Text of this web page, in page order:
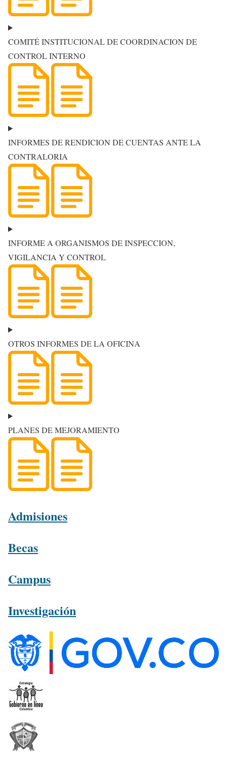
COMITÉ INSTITUCIONAL DE COORDINACION DE
CONTROL INTERNO
INFORMES DE RENDICION DE CUENTAS ANTE LA
CONTRALORIA
INFORME A ORGANISMOS DE INSPECCION,
VIGILANCIA Y CONTROL
OTROS INFORMES DE LA OFICINA
PLANES DE MEJORAMIENTO
Admisiones
Becas
Campus
Investigación